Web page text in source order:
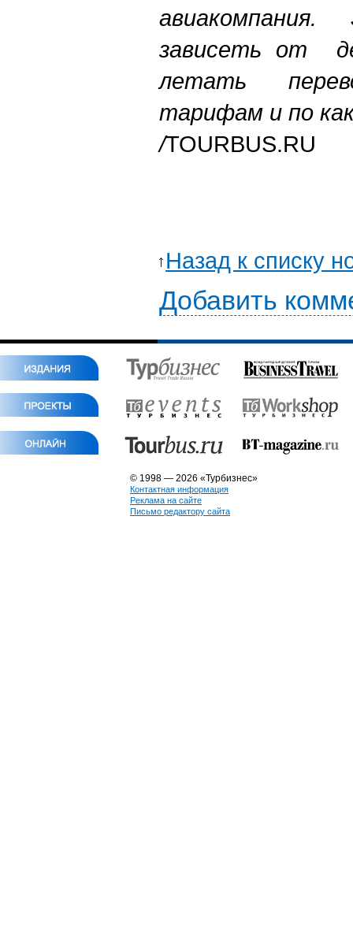
зависеть от
летать
тарифам и по
/TOURBUS.RU
Назад к списку
Добавить
© 1998 — 2026 «Турбизнес»
Контактная информация
Реклама на сайте
Письмо редактору сайта